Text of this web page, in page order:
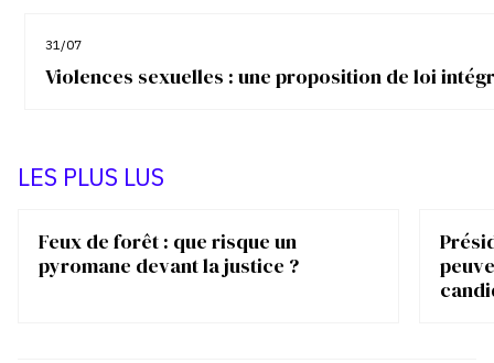
31/07
Violences sexuelles : une proposition de loi
LES PLUS LUS
Feux de forêt : que risque un
pyromane devant la justice ?